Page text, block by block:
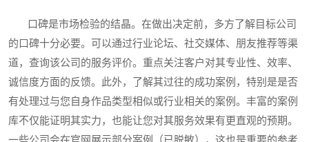
口碑是市场检验的结晶。在做出决定前，多方了解目标公司
的口碑十分必要。可以通过行业论坛、社交媒体、朋友推荐等渠
道，查询该公司的服务评价。重点关注客户对其专业性、效率、
诚信度方面的反馈。此外，了解其过往的成功案例，特别是是否
有处理过与您自身作品类型相似或行业相关的案例。丰富的案例
库不仅能证明其实力，也能让您对其服务效果有更直观的预期。
一些公司会在官网展示部分案例（已脱敏），这也是重要的参考